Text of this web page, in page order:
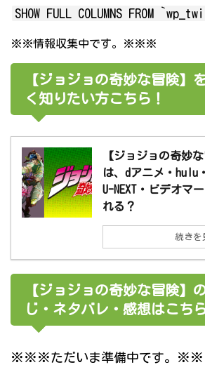
SHOW FULL COLUMNS FROM
※※情報収集中です。※※※
【ジョジョの奇妙な冒険】
く知りたい方こちら！
【ジョジョの奇妙
は、dアニメ・hulu
U-NEXT・ビデオマ
れる？
続きを
【ジョジョの奇妙な冒険】
じ・ネタバレ・感想はこちら
※※※ただいま準備中です。